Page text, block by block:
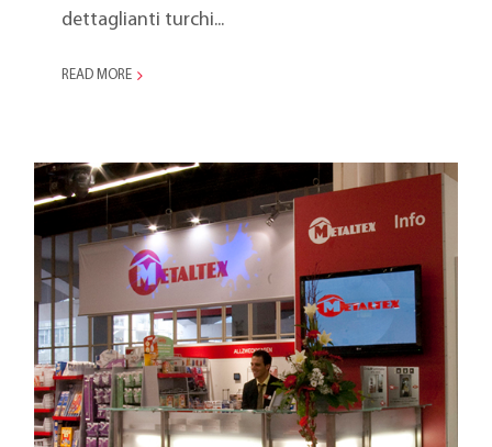
dettaglianti turchi...
READ MORE
Ambiente 2010